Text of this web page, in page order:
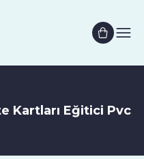
Kartları Eğitici Pvc